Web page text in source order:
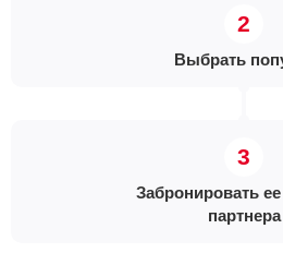
Выбрать
Забронировать ее
партнера